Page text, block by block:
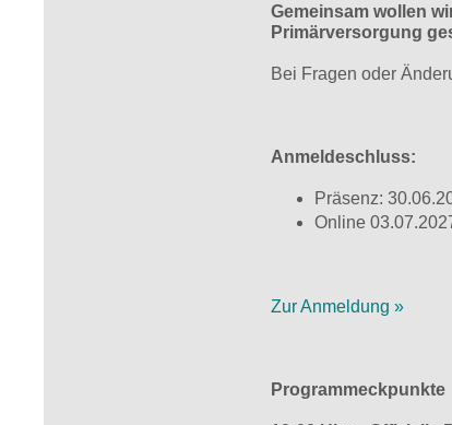
Gemeinsam wollen
Primärversorgung
Bei Fragen oder
Anmeldeschluss:
Präsenz:
Online
Zur Anmeldung »
Programmeckpunkte